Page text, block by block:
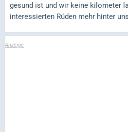
gesund ist und wir keine kilometer
interessierten Rüden mehr hinter